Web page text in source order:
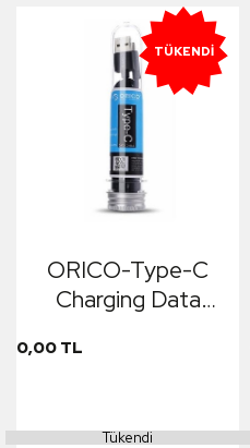
TÜKENDI
ORICO-Type-C
Charging Data
0,00 TL
Tükendi